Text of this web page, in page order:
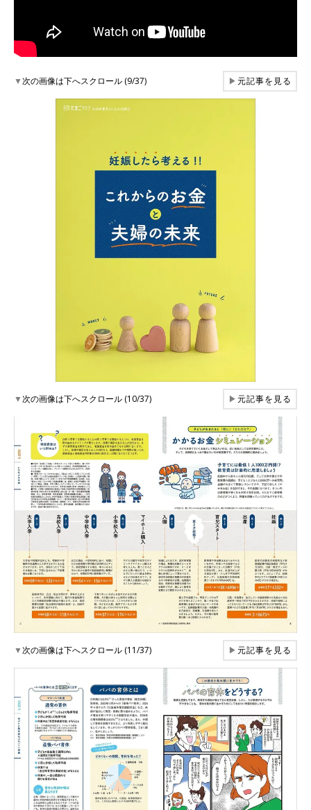
▼次の画像は下へスクロール (9/37) ▶元記事を見る
▼次の画像は下へスクロール (10/37) ▶元記事を見る
▼次の画像は下へスクロール (11/37) ▶元記事を見る